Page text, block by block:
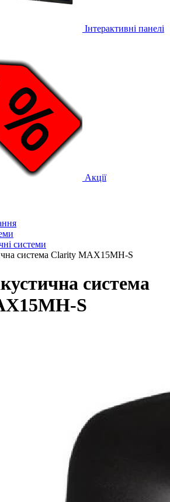
Інтерактивні панелі
Акції
системи
система Clarity MAX15MH-S
система
S